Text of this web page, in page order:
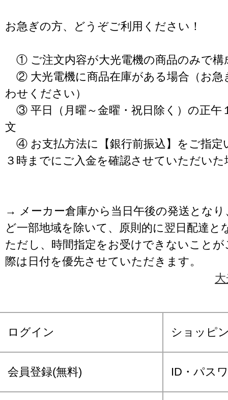
お急ぎの方、どうぞご利用ください！
① ご注文内容が大光電機の商品のみで構
② 大光電機に商品在庫がある場合（お急
わせください）
③ 平日（月曜～金曜・祝日除く）の正午
文
④ お支払方法に【銀行前振込】をご指定
３時までにご入金を確認させていただいた
→ メーカー倉庫から当日午後の発送となり
ど一部地域を除いて、原則的に翌日配達と
ただし、時間指定をお受けできないこと
際は日付を優先させていただきます。
ログイン ショッピ
会員登録(無料) ID・パス